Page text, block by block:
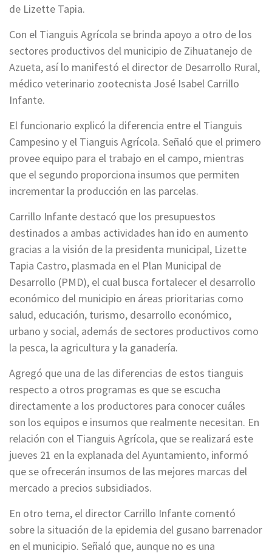
de Lizette Tapia.
Con el Tianguis Agrícola se brinda apoyo a otro de los
sectores productivos del municipio de Zihuatanejo de
Azueta, así lo manifestó el director de Desarrollo Rural,
médico veterinario zootecnista José Isabel Carrillo
Infante.
El funcionario explicó la diferencia entre el Tianguis
Campesino y el Tianguis Agrícola. Señaló que el primero
provee equipo para el trabajo en el campo, mientras
que el segundo proporciona insumos que permiten
incrementar la producción en las parcelas.
Carrillo Infante destacó que los presupuestos
destinados a ambas actividades han ido en aumento
gracias a la visión de la presidenta municipal, Lizette
Tapia Castro, plasmada en el Plan Municipal de
Desarrollo (PMD), el cual busca fortalecer el desarrollo
económico del municipio en áreas prioritarias como
salud, educación, turismo, desarrollo económico,
urbano y social, además de sectores productivos como
la pesca, la agricultura y la ganadería.
Agregó que una de las diferencias de estos tianguis
respecto a otros programas es que se escucha
directamente a los productores para conocer cuáles
son los equipos e insumos que realmente necesitan. En
relación con el Tianguis Agrícola, que se realizará este
jueves 21 en la explanada del Ayuntamiento, informó
que se ofrecerán insumos de las mejores marcas del
mercado a precios subsidiados.
En otro tema, el director Carrillo Infante comentó
sobre la situación de la epidemia del gusano barrenador
en el municipio. Señaló que, aunque no es una